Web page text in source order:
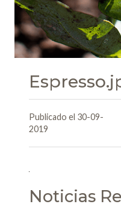
Publicado el 30-09-
2019
Noticias